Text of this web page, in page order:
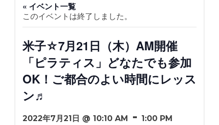
« イベント一覧
このイベントは終了しました。
米子☆7月21日（木）AM開催
「ピラティス」どなたでも参加
OK！ご都合のよい時間にレッス
ン♬
2022年7月21日 @ 10:10 AM - 1:00 PM